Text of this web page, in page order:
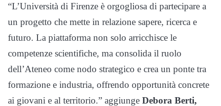
“L’Università di Firenze è orgogliosa di partecipare a
un progetto che mette in relazione sapere, ricerca e
futuro. La piattaforma non solo arricchisce le
competenze scientifiche, ma consolida il ruolo
dell’Ateneo come nodo strategico e crea un ponte tra
formazione e industria, offrendo opportunità concrete
ai giovani e al territorio.” aggiunge Debora Berti,